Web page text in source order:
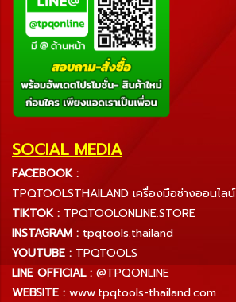
SOCIAL MEDIA
FACEBOOK :
TPQTOOLSTHAILAND เครื่องมือช่างออนไลน์
TIKTOK : TPQTOOLONLINE.STORE
INSTAGRAM : tpqtools.thailand
YOUTUBE : TPQTOOLS
LINE OFFICIAL : @TPQONLINE
WEBSITE : www.tpqtools-thailand.com